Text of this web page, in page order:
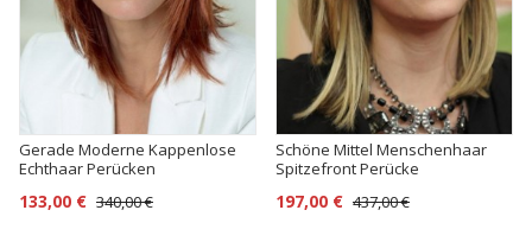
Gerade Moderne Kappenlose
Echthaar Perücken
133,00 € 340,00 €
Schöne Mittel Menschenhaar
Spitzefront Perücke
197,00 € 437,00 €